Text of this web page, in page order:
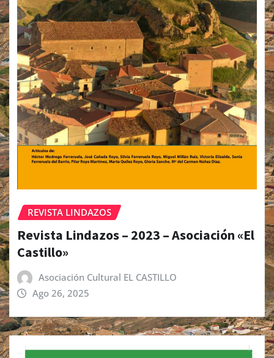
REVISTA LINDAZOS
Revista Lindazos – 2023 – Asociación «El
Castillo»
Asociación Cultural EL CASTILLO
Ago 26, 2025